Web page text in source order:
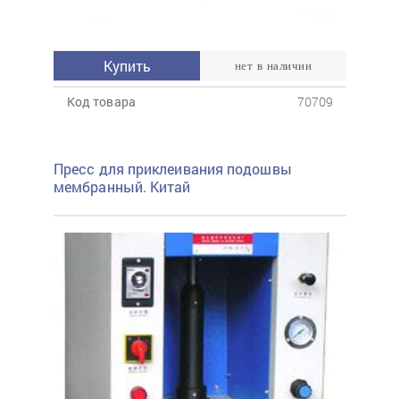
Купить нет в наличии
Код товара 70709
Пресс для приклеивания подошвы
мембранный. Китай